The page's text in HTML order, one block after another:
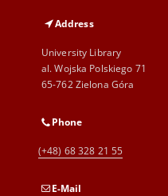
Address
University Library
al. Wojska Polskiego 71
65-762 Zielona Góra
Phone
(+48) 68 328 21 55
E-Mail